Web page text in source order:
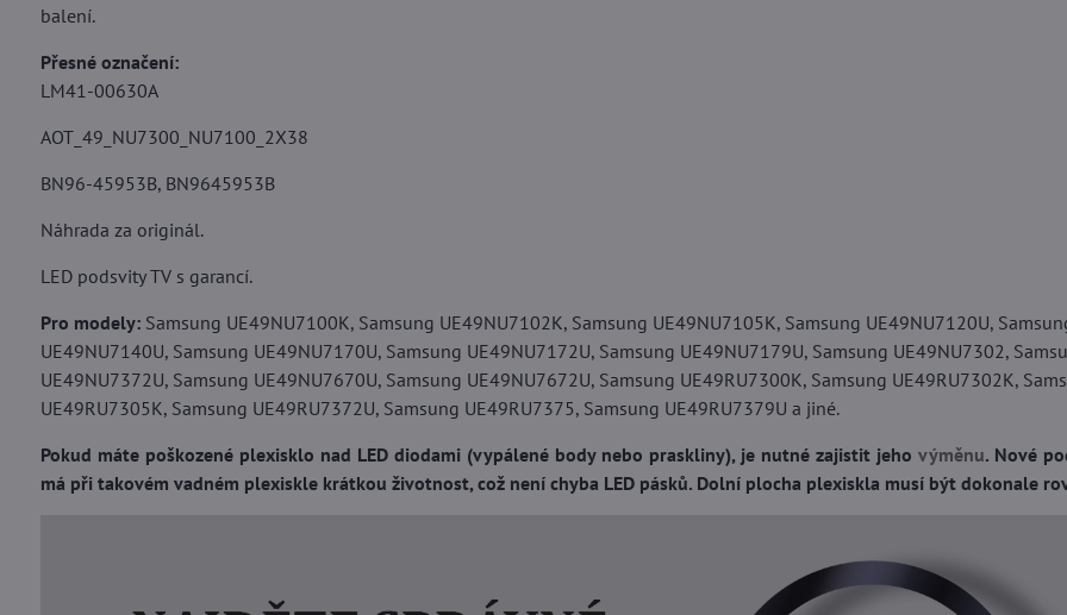
balení.
Přesné označení:
LM41-00630A
AOT_49_NU7300_NU7100_2X38
BN96-45953B, BN9645953B
Náhrada za originál.
LED podsvity TV s garancí.
Pro modely:Samsung UE49NU7100K, Samsung UE49NU7102K, Samsung UE49NU7105K, Samsung UE49NU7120U,
UE49NU7140U, Samsung UE49NU7170U, Samsung UE49NU7172U, Samsung UE49NU7179U, Samsung UE49NU7302,
UE49NU7372U, Samsung UE49NU7670U, Samsung UE49NU7672U, Samsung UE49RU7300K, Samsung UE49RU7302K,
UE49RU7305K, Samsung UE49RU7372U, Samsung UE49RU7375, Samsung UE49RU7379U a jiné.
Pokud máte poškozené plexisklo nad LED diodami (vypálené body nebo praskliny), je nutné zajistit jehovýměnu. Nové
má při takovém vadném plexiskle krátkou životnost, což není chyba LED pásků. Dolní plocha plexiskla musí být dokonale